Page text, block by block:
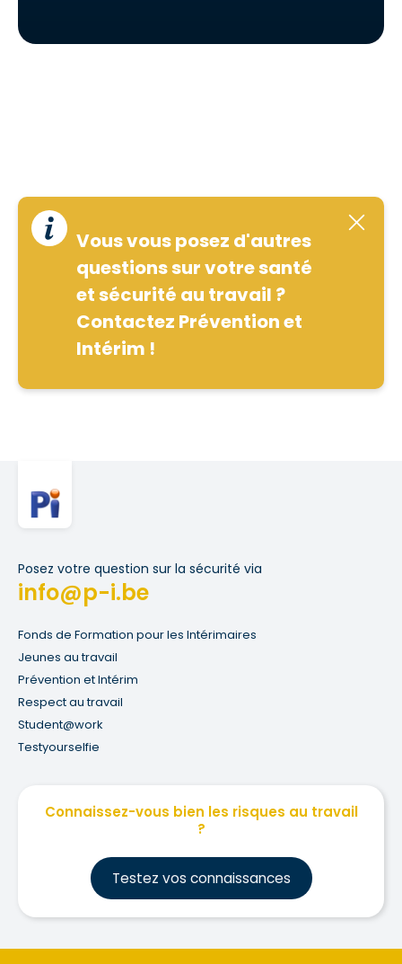
Vous vous posez d'autres
questions sur votre santé
et sécurité au travail ?
Contactez Prévention et
Intérim !
Posez votre question sur la sécurité via
info@p-i.be
Fonds de Formation pour les Intérimaires
Jeunes au travail
Prévention et Intérim
Respect au travail
Student@work
Testyourselfie
Connaissez-vous bien les risques au travail
?
Testez vos connaissances